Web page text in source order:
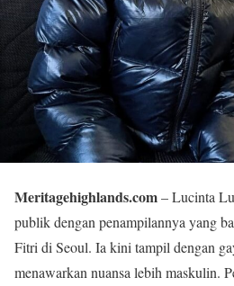
Meritagehighlands.com– Lucinta
publik dengan penampilannya yang
Fitri di Seoul. Ia kini tampil dengan
menawarkan nuansa lebih maskulin.